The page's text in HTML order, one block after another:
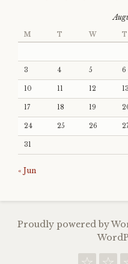
M T W T
3 4 5 6
10 11 12 13
17 18 19
24 25 26
31
« Jun
Proudly powered by